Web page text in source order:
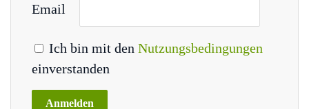
Email
Ich bin mit den Nutzungsbedingungen
einverstanden